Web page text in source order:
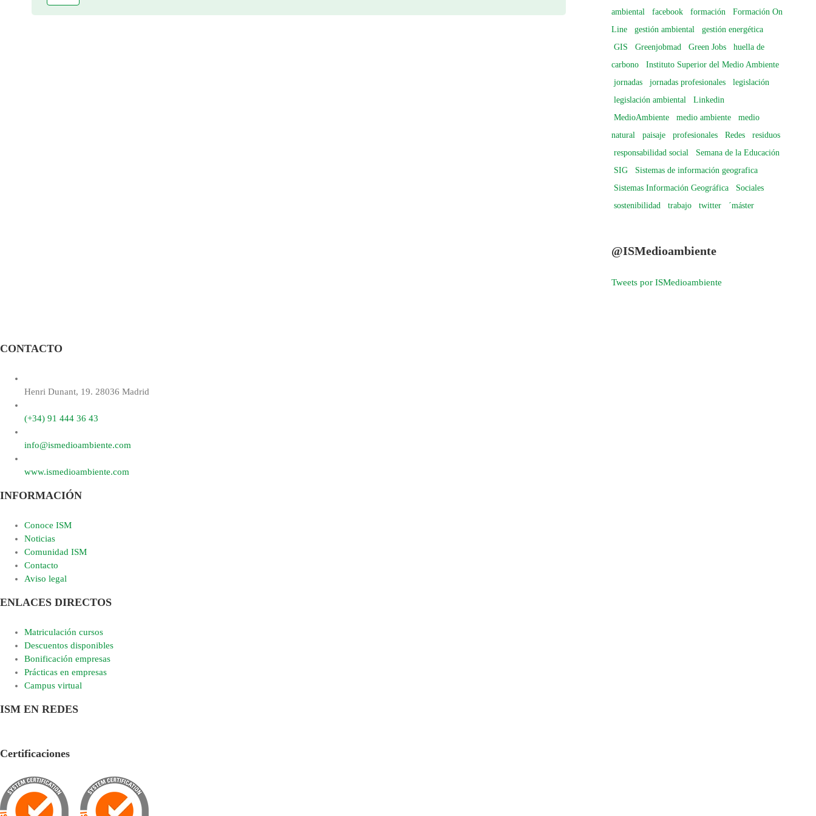
de
ambiental
facebook formación
Formación On
Line
gestión ambiental
gestión energética
GIS
Greenjobmad Green Jobs
huella de
carbono
Instituto Superior del Medio Ambiente
jornadas
jornadas profesionales
legislación
legislación ambiental
Linkedin
MedioAmbiente
medio ambiente
medio
natural
paisaje profesionales Redes
residuos
responsabilidad social
Semana de la Educación
SIG
Sistemas de información geografica
Sistemas Información Geográfica
Sociales
sostenibilidad
trabajo twitter ´máster
@ISMedioambiente
Tweets por ISMedioambiente
CONTACTO
Henri Dunant, 19. 28036 Madrid
(+34) 91 444 36 43
info@ismedioambiente.com
www.ismedioambiente.com
INFORMACIÓN
Conoce ISM
Noticias
Comunidad ISM
Contacto
Aviso legal
ENLACES DIRECTOS
Matriculación cursos
Descuentos disponibles
Bonificación empresas
Prácticas en empresas
Campus virtual
ISM EN REDES
Certificaciones